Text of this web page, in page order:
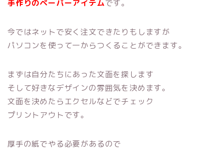
手作りのペーパーアイテムです。
今ではネットで安く注文できたりもしますが
パソコンを使って一からつくることができます。
まずは自分たちにあった文面を探します
そして好きなデザインの雰囲気を決めます。
文面を決めたらエクセルなどでチェック
プリントアウトです。
厚手の紙でやる必要があるので